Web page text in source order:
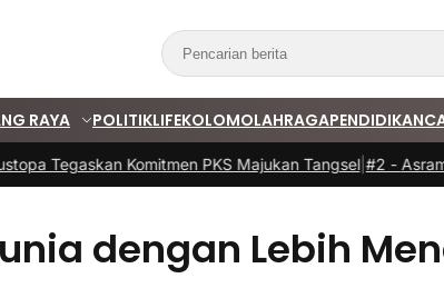
RAYA POLITIKLIFEKOLOMOLAHRAGAPENDIDIKAN
Tegaskan Komitmen PKS Majukan Tangsel|#2 -
dengan Lebih